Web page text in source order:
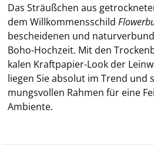
Das Sträuß­chen aus
dem Will­kom­mens­schild
be­schei­de­nen und
Boho-​Hochzeit. Mit den
ka­len Kraftpapier-​Look der
lie­gen Sie ab­so­lut im Trend
mungs­vol­len Rah­men für eine
Am­bi­en­te.